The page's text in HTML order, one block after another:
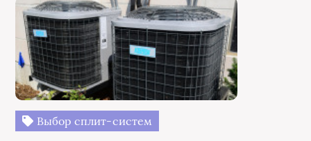
Выбор сплит-систем